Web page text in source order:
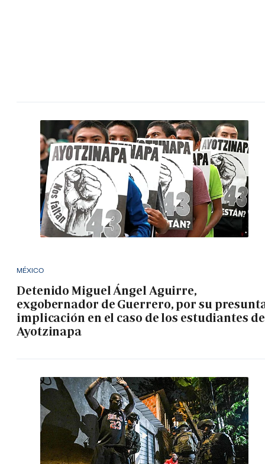
MÉXICO
Detenido Miguel Ángel Aguirre,
exgobernador de Guerrero, por su
implicación en el caso de los estudiantes de
Ayotzinapa